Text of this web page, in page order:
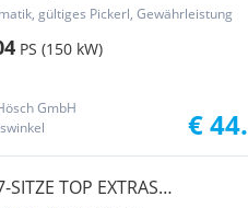
gültiges Pickerl, Gewährleistung
PS (150 kW)
GmbH
€
TOP EXTRAS